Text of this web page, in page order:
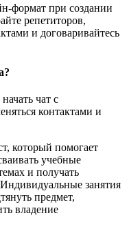
формат при создании
репетиторов,
и договаривайтесь
чат с
контактами и
который помогает
учебные
и получать
занятия
предмет,
владение